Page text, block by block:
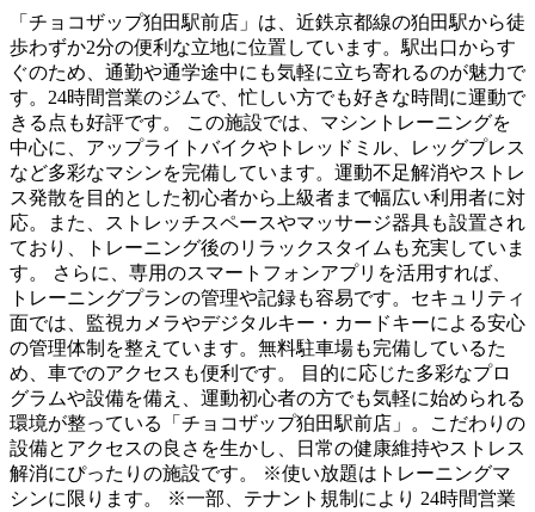
「チョコザップ狛田駅前店」は、近鉄京都線の狛田駅から徒
歩わずか2分の便利な立地に位置しています。駅出口からす
ぐのため、通勤や通学途中にも気軽に立ち寄れるのが魅力で
す。24時間営業のジムで、忙しい方でも好きな時間に運動で
きる点も好評です。 この施設では、マシントレーニングを
中心に、アップライトバイクやトレッドミル、レッグプレス
など多彩なマシンを完備しています。運動不足解消やストレ
ス発散を目的とした初心者から上級者まで幅広い利用者に対
応。また、ストレッチスペースやマッサージ器具も設置され
ており、トレーニング後のリラックスタイムも充実していま
す。 さらに、専用のスマートフォンアプリを活用すれば、
トレーニングプランの管理や記録も容易です。セキュリティ
面では、監視カメラやデジタルキー・カードキーによる安心
の管理体制を整えています。無料駐車場も完備しているた
め、車でのアクセスも便利です。 目的に応じた多彩なプロ
グラムや設備を備え、運動初心者の方でも気軽に始められる
環境が整っている「チョコザップ狛田駅前店」。こだわりの
設備とアクセスの良さを生かし、日常の健康維持やストレス
解消にぴったりの施設です。 ※使い放題はトレーニングマ
シンに限ります。 ※一部、テナント規制により 24時間営業